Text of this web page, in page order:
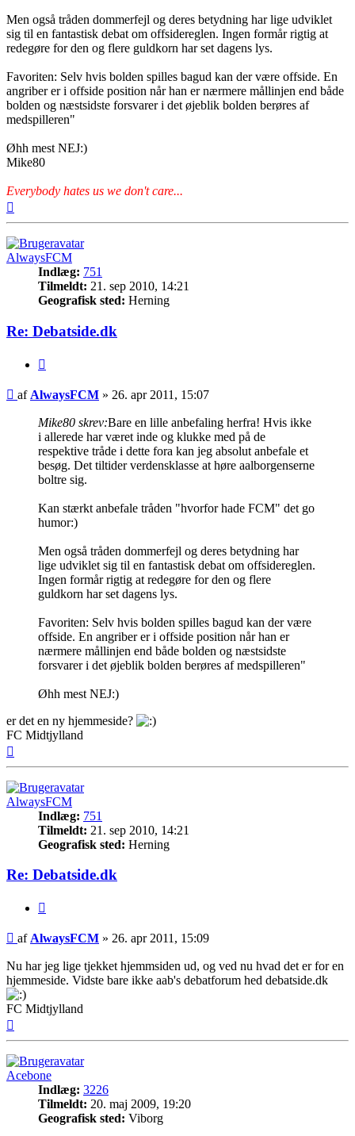
Men også tråden dommerfejl og deres betydning har lige udviklet
sig til en fantastisk debat om offsidereglen. Ingen formår rigtig at
redegøre for den og flere guldkorn har set dagens lys.
Favoriten: Selv hvis bolden spilles bagud kan der være offside. En
angriber er i offside position når han er nærmere mållinjen end både
bolden og næstsidste forsvarer i det øjeblik bolden berøres af
medspilleren"
Øhh mest NEJ:)
Mike80
Everybody hates us we don't care...
AlwaysFCM
Indlæg: 751
Tilmeldt: 21. sep 2010, 14:21
Geografisk sted: Herning
Re: Debatside.dk
Indlæg
af AlwaysFCM » 26. apr 2011, 15:07
Mike80 skrev:Bare en lille anbefaling herfra! Hvis ikke
i allerede har været inde og klukke med på de
respektive tråde i dette fora kan jeg absolut anbefale et
besøg. Det tiltider verdensklasse at høre aalborgenserne
boltre sig.
Kan stærkt anbefale tråden "hvorfor hade FCM" det go
humor:)
Men også tråden dommerfejl og deres betydning har
lige udviklet sig til en fantastisk debat om offsidereglen.
Ingen formår rigtig at redegøre for den og flere
guldkorn har set dagens lys.
Favoriten: Selv hvis bolden spilles bagud kan der være
offside. En angriber er i offside position når han er
nærmere mållinjen end både bolden og næstsidste
forsvarer i det øjeblik bolden berøres af medspilleren"
Øhh mest NEJ:)
er det en ny hjemmeside?
FC Midtjylland
AlwaysFCM
Indlæg: 751
Tilmeldt: 21. sep 2010, 14:21
Geografisk sted: Herning
Re: Debatside.dk
Indlæg
af AlwaysFCM » 26. apr 2011, 15:09
Nu har jeg lige tjekket hjemmsiden ud, og ved nu hvad det er for en
hjemmeside. Vidste bare ikke aab's debatforum hed debatside.dk
FC Midtjylland
Acebone
Indlæg: 3226
Tilmeldt: 20. maj 2009, 19:20
Geografisk sted: Viborg